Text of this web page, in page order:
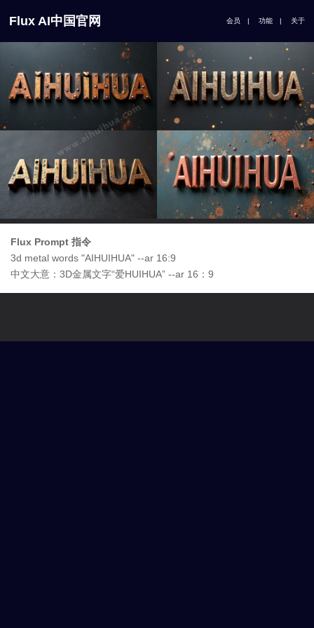
Flux AI中国官网 会员 | 功能 | 关于
Flux Prompt 指令
3d metal words "AIHUIHUA" --ar 16:9
中文大意：3D金属文字“爱HUIHUA” --ar 16：9